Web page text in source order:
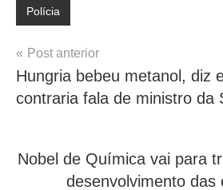
Polícia
Navegação
de
Post
Post anterior
Hungria bebeu metanol, diz
contraria fala de ministro da
Nobel de Química vai para
desenvolvimento das